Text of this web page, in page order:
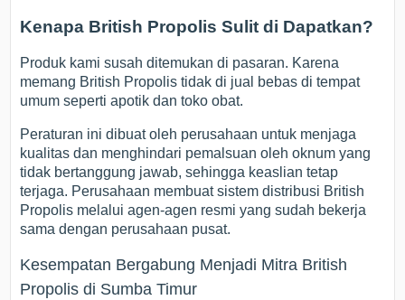
Kenapa British Propolis Sulit di Dapatkan?
Produk kami susah ditemukan di pasaran. Karena
memang British Propolis tidak di jual bebas di tempat
umum seperti apotik dan toko obat.
Peraturan ini dibuat oleh perusahaan untuk menjaga
kualitas dan menghindari pemalsuan oleh oknum yang
tidak bertanggung jawab, sehingga keaslian tetap
terjaga. Perusahaan membuat sistem distribusi British
Propolis melalui agen-agen resmi yang sudah bekerja
sama dengan perusahaan pusat.
Kesempatan Bergabung Menjadi Mitra British
Propolis di Sumba Timur